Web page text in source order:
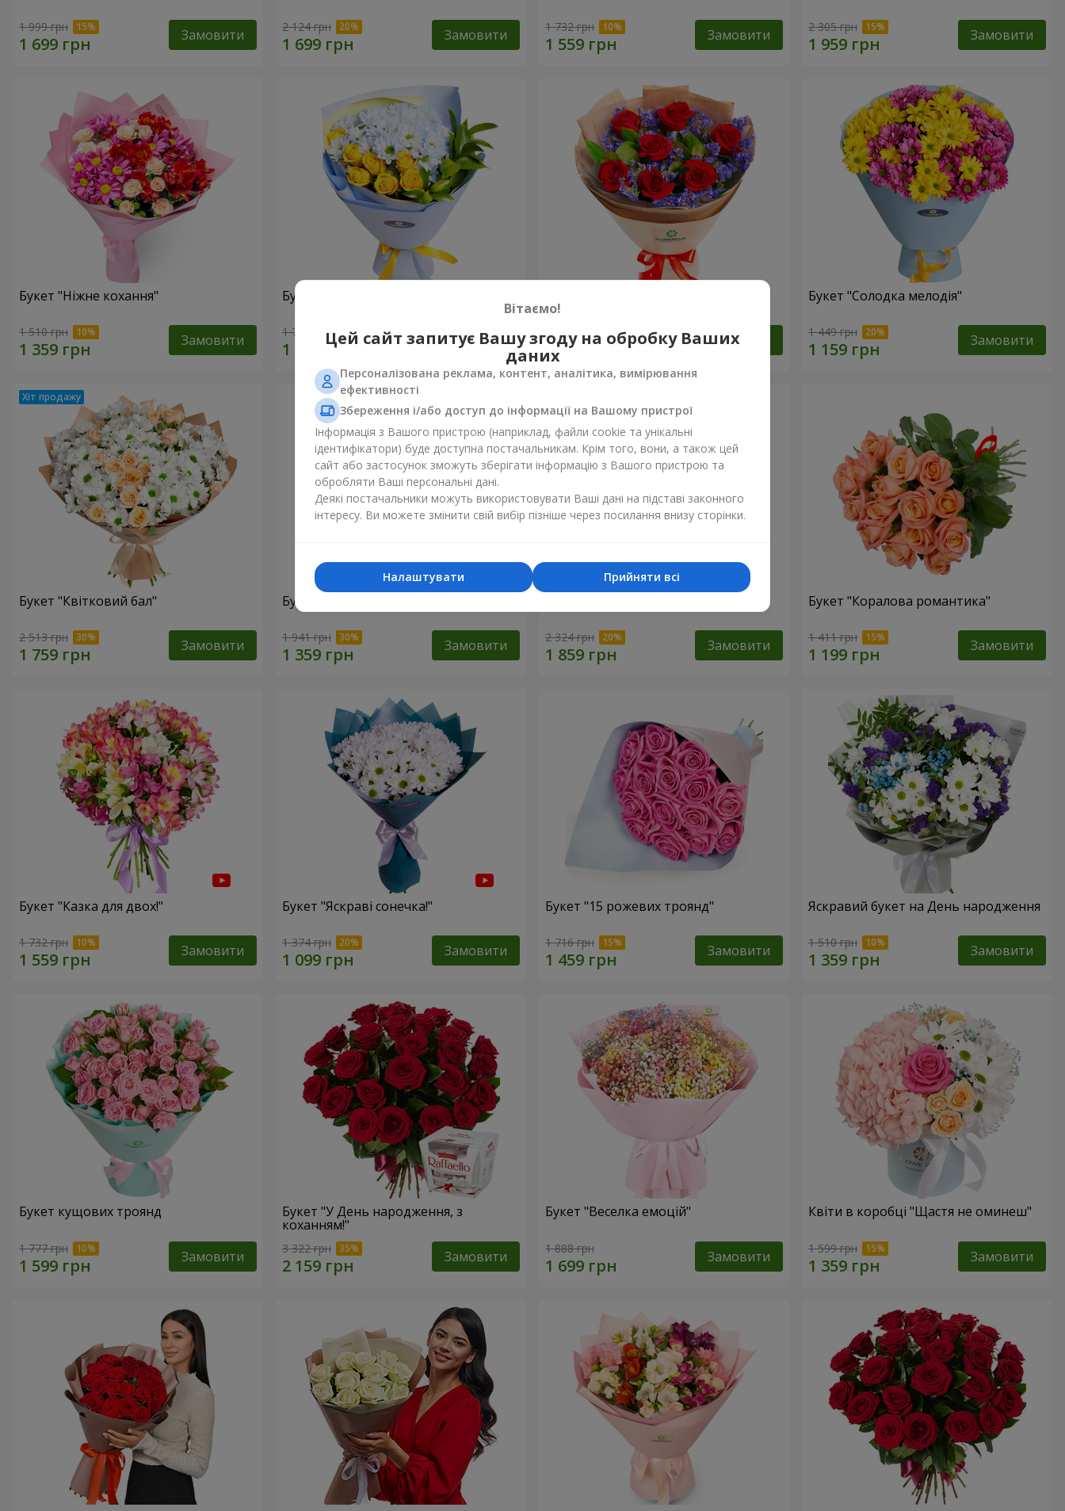
1 999 грн Замовити 2 124 грн Замовити 1 732 грн Замовити 2 305 грн Замовити
Букет "Ніжне кохання"
1 510 грн Замовити
Букет “Казка назавжди”
1 749 грн Замовити 1 941 грн Замовити
Букет "Солодка мелодія"
1 449 грн Замовити
Букет "Квітковий бал"
2 513 грн Замовити
Букет "Світ починається з мами"
1 941 грн Замовити 2 324 грн Замовити
Букет "Коралова романтика"
1 411 грн Замовити
Букет "Казка для двох!"
1 732 грн Замовити
Букет "Яскраві сонечка!"
1 374 грн Замовити
Букет "15 рожевих троянд"
1 716 грн Замовити
Яскравий букет на День народження
1 510 грн Замовити
Букет кущових троянд
1 777 грн Замовити
Букет "У День народження, з
коханням!"
3 322 грн Замовити
Букет "Веселка емоцій"
1 888 грн Замовити
Квіти в коробці "Щастя не оминеш"
1 599 грн Замовити
Вітаємо!
Цей сайт запитує Вашу згоду на обробку Ваших
даних
Персоналізована реклама, контент, аналітика, вимірювання
ефективності
Збереження і/або доступ до інформації на Вашому пристрої
Інформація з Вашого пристрою (наприклад, файли cookie та унікальні
ідентифікатори) буде доступна постачальникам. Крім того, вони, а також цей
сайт або застосунок зможуть зберігати інформацію з Вашого пристрою та
обробляти Ваші персональні дані.
Деякі постачальники можуть використовувати Ваші дані на підставі законного
інтересу. Ви можете змінити свій вибір пізніше через посилання внизу сторінки.
Прийняти всі
Налаштувати